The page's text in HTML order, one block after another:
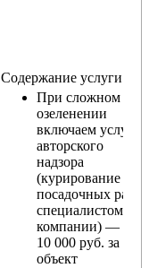
Содержание услуги
При сложном
озеленении
включаем услугу
авторского
надзора
(курирование
посадочных работ
специалистом
компании) — от
10 000 руб. за
объект